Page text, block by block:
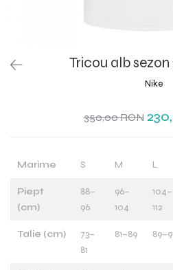
Tricou alb
Nike
350,00 RON
Marime S M L
Piept
(cm)
88–
96
96–
104
104–
112
Talie (cm)
73–
81
81–89